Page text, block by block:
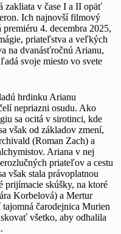
zakliata v čase I a II opäť
Ich najnovší filmový
4. decembra 2025,
priateľstva a veľkých
na dvanásťročnú Arianu,
svoje miesto vo svete
hrdinku Arianu
nepriazni osudu. Ako
sa ocitá v sirotinci, kde
však od základov zmení,
(Roman Zach) a
Ariana v nej
priateľov a cestu
však stala právoplatnou
prijímacie skúšky, na ktoré
Korbelová) a Mertur
čarodejnica Murien
všetko, aby odhalila